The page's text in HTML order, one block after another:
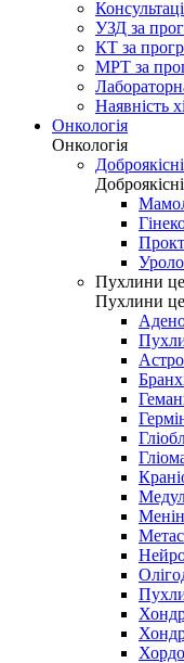
УЗД за
КТ за
МРТ за
Наявність
Онкологія
Онкологія
Пухлини
Пухлини